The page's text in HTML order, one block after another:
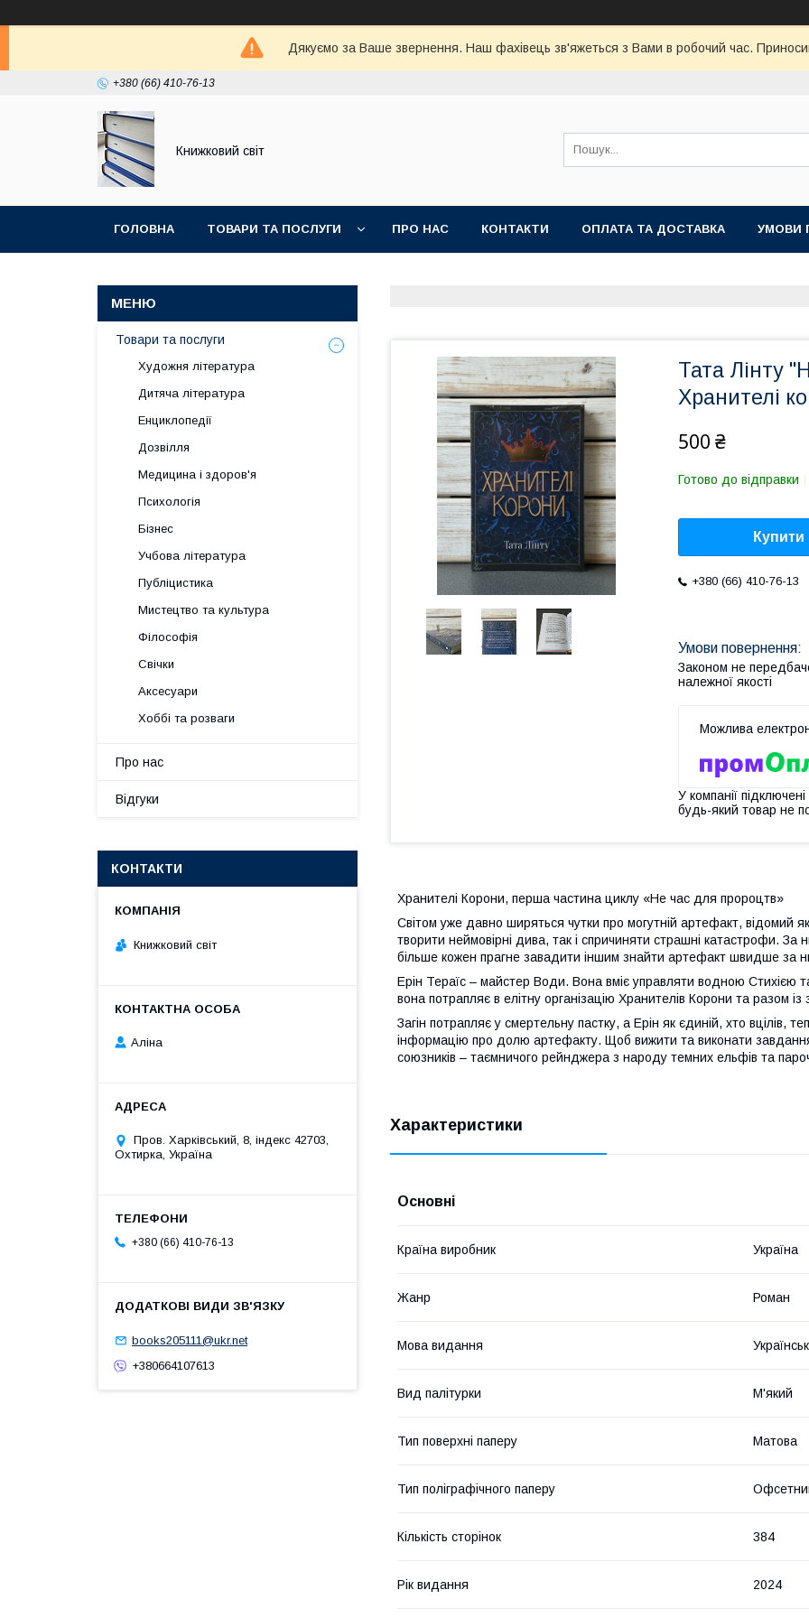
Дякуємо за Ваше звернення. Наш фахівець зв'яжеться з Вами в робочий час.
+380 (66) 410-76-13
Книжковий світ
ГОЛОВНА ТОВАРИ ТА ПОСЛУГИ ПРО НАС КОНТАКТИ ОПЛАТА ТА ДОСТАВКА УМОВИ
Тата Лінту
Хранителі
500 ₴
Готово до відправки
Купити
+380 (66) 410-76-13
Законом не
належної якості
У компанії
будь-який товар не
Хранителі Корони, перша частина циклу «Не час для пророцтв»
Світом уже давно ширяться чутки про могутній артефакт, відомий
творити неймовірні дива, так і спричиняти страшні катастрофи.
більше кожен прагне завадити іншим знайти артефакт швидше за
Ерін Тераїс – майстер Води. Вона вміє управляти водною Стихією та
вона потрапляє в елітну організацію Хранителів Корони та разом
Загін потрапляє у смертельну пастку, а Ерін як єдиній, хто вцілів,
інформацію про долю артефакту. Щоб вижити та виконати
союзників – таємничого рейнджера з народу темних ельфів та
Характеристики
Основні
Країна виробник Україна
Жанр Роман
Мова видання
Вид палітурки М'який
Тип поверхні паперу Матова
Тип поліграфічного паперу
Кількість сторінок 384
Рік видання 2024
Товари та послуги
Художня література
Дитяча література
Енциклопедії
Дозвілля
Медицина і здоров'я
Психологія
Бізнес
Учбова література
Публіцистика
Мистецтво та культура
Філософія
Свічки
Аксесуари
Хоббі та розваги
Про нас
Відгуки
КОНТАКТИ
Книжковий світ
Аліна
Пров. Харківський, 8, індекс 42703,
Охтирка, Україна
+380 (66) 410-76-13
books205111@ukr.net
+380664107613